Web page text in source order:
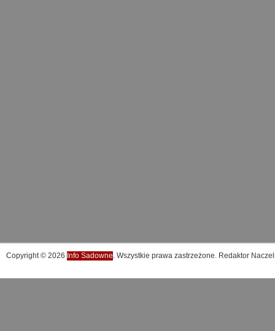
Copyright © 2026 Info Sadowne. Wszystkie prawa zastrzeżone. Redaktor